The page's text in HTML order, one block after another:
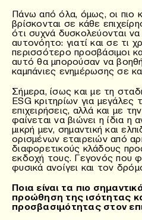
Πάνω από όλα, όμως, οι πιο
βρίσκονται σε κάθε
ότι συχνά δυσκολεύονται
αυτονόητο: γιατί και σε τι
περισσότερο προσβάσιμοι
αυτό θα μπορούσαν να
καμπάνιες ενημέρωσης σε
Σήμερα, ίσως και με τη
ESG κριτηρίων για μεγάλες
επιχειρήσεις, αλλά και με
φαίνεται να βιώνει η ίδια η
μικρή μεν, σημαντική και
ορισμένων εταιρειών από
διαφορετικούς κλάδους
εκδοχή τους. Γεγονός που
φυσικά ανοίγει και τον
Ποια είναι τα πιο
προώθηση της ισότητας
προσβασιμότητας στον